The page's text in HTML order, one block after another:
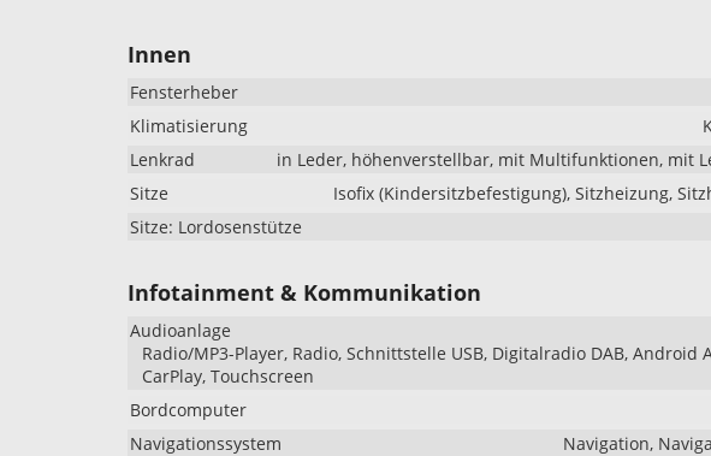
Innen
Fensterheber
Klimatisierung
Lenkrad
in Leder, höhenverstellbar, mit Multifunktionen, mit
Sitze
Isofix (Kindersitzbefestigung), Sitzheizung,
Sitze: Lordosenstütze
Infotainment & Kommunikation
Audioanlage
Radio/MP3-Player, Radio, Schnittstelle USB, Digitalradio DAB, Android
CarPlay, Touchscreen
Bordcomputer
Navigationssystem
Navigation,